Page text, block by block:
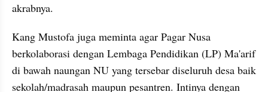
akrabnya.
Kang Mustofa juga meminta agar Pagar Nusa
berkolaborasi dengan Lembaga Pendidikan (LP) Ma'arif
di bawah naungan NU yang tersebar diseluruh desa baik
sekolah/madrasah maupun pesantren. Intinya dengan